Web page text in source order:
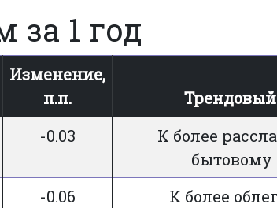
1 год
Изменение,
п.п.
Трендовый
-0.03
К более
-0.06
К более